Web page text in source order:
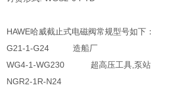
HAWE哈威截止式电磁阀常规型号如下：
G21-1-G24 造船厂
WG4-1-WG230 超高压工具,泵站
NGR2-1R-N24